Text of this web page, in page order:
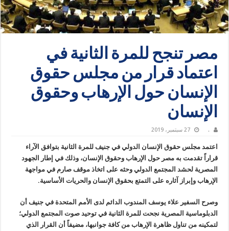
مصر تنجح للمرة الثانية في
اعتماد قرار من مجلس حقوق
الإنسان حول الإرهاب وحقوق
الإنسان
. 27 سبتمبر، 2019
اعتمد مجلس حقوق الإنسان الدولي في جنيف للمرة الثانية بتوافق الآراء
قراراً تقدمت به مصر حول الإرهاب وحقوق الإنسان، وذلك في إطار الجهود
المصرية لحشد المجتمع الدولي وحثه على اتخاذ موقف صارم في مواجهة
الإرهاب وإبراز آثاره على التمتع بحقوق الإنسان والحريات الأساسية.
وصرح السفير علاء يوسف المندوب الدائم لدى الأمم المتحدة في جنيف أن
الدبلوماسية المصرية نجحت للمرة الثانية في توحيد صوت المجتمع الدولي؛
لتمكينه من تناول ظاهرة الإرهاب من كافة جوانبها، مضيفاً أن القرار الذي